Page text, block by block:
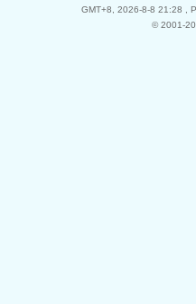
GMT+8, 2026-8-8 21:28
,
© 2001-